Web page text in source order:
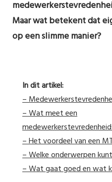
Maar wat betekent dat
op een slimme manier?
In dit artikel:
–
– Wat meet een
– Het voordeel van een
– Welke onderwerpen
– Wat gaat goed en wat